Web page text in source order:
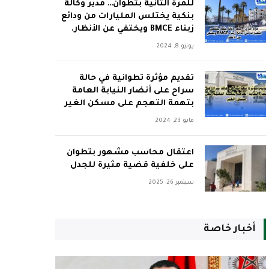
للمرة الثانية بتطوان… مدير وكالة
بنكية يختلس المليارات من ودائع
زبناء BMCE ويختفي عن الأنظار.
يونيو 8, 2024
تقديم مؤثرة تطوانية في حالة
سراح على أنضار النيابة العامة
بتهمة التهجم على مسكن الغير
مايو 23, 2024
اعتقال محاسب مشهور بتطوان
على خلفية قضية مثيرة للجدل
سبتمبر 26, 2025
أخبار خاصة